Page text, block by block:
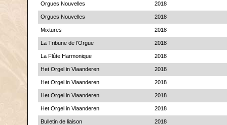
Orgues Nouvelles 2018
Orgues Nouvelles 2018
Mixtures 2018
La Tribune de l'Orgue 2018
La Flûte Harmonique 2018
Het Orgel in Vlaanderen 2018
Het Orgel in Vlaanderen 2018
Het Orgel in Vlaanderen 2018
Het Orgel in Vlaanderen 2018
Bulletin de liaison 2018